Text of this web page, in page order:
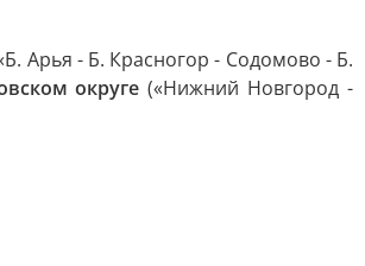
Арья - Б. Красногор - Содомово - Б.
округе («Нижний Новгород -